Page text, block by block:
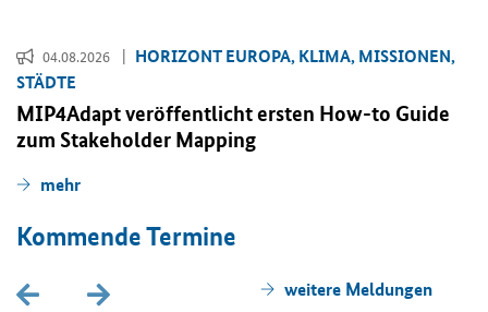
04.08.2026
HO­RI­ZONT EU­RO­PA, KLIMA, MIS­SIO­NEN,
STÄD­TE
MIP4Adapt ver­öf­fent­licht ers­ten How-to Guide
zum Stakeholder Mapping
mehr
Kom­men­de Ter­mi­ne
wei­te­re Mel­dun­gen